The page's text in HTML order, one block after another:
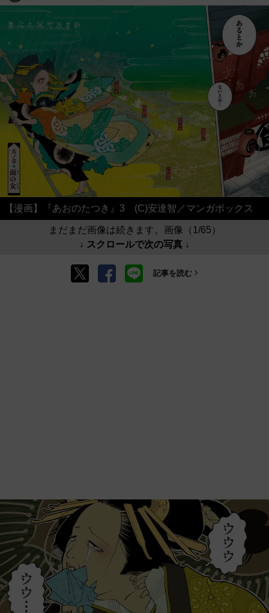
【漫画】『あおのたつき』3 (C)安達智／マンガボックス
まだまだ画像は続きます。画像（1/65）
↓ スクロールで次の写真 ↓
記事を読む